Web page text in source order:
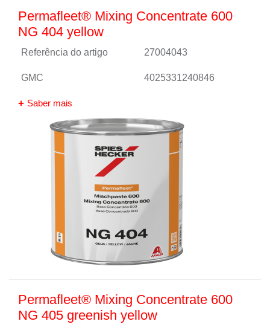
Permafleet® Mixing Concentrate 600
NG 404 yellow
Referência do artigo 27004043
GMC 4025331240846
Saber mais
Permafleet® Mixing Concentrate 600
NG 405 greenish yellow